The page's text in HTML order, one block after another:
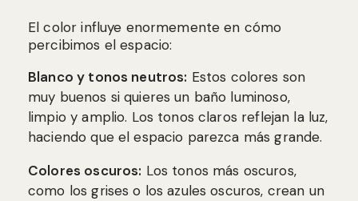
El color influye enormemente en cómo
percibimos el espacio:
Blanco y tonos neutros: Estos colores son
muy buenos si quieres un baño luminoso,
limpio y amplio. Los tonos claros reflejan la luz,
haciendo que el espacio parezca más grande.
Colores oscuros: Los tonos más oscuros,
como los grises o los azules oscuros, crean un